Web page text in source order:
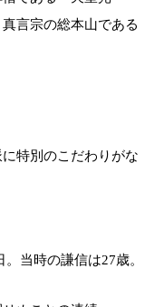
言宗の総本山である
特別のこだわりがな
当時の謙信は27歳。